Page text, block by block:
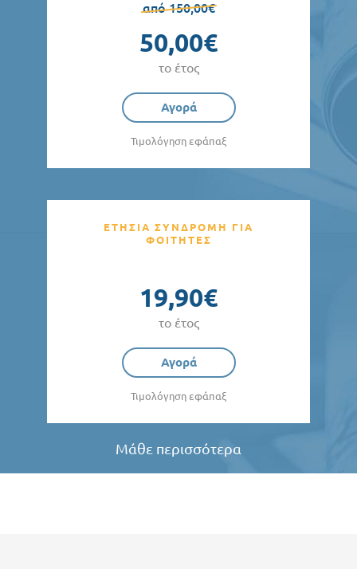
από 150,00€
50,00€
το έτος
Αγορά
Τιμολόγηση εφάπαξ
ΕΤΗΣΙΑ ΣΥΝΔΡΟΜΗ ΓΙΑ
ΦΟΙΤΗΤΕΣ
19,90€
το έτος
Αγορά
Τιμολόγηση εφάπαξ
Μάθε περισσότερα